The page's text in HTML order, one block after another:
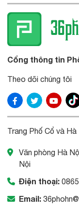
Cổng thông tin
Theo dõi chúng tôi
Trang Phố Cổ và
Văn phòng Hà
Nội
Điện thoại:
Email: